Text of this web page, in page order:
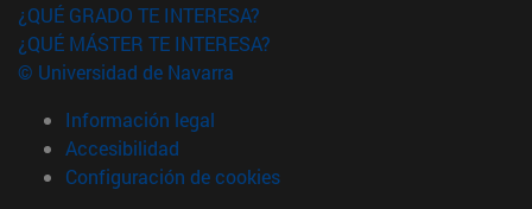
¿QUÉ GRADO TE INTERESA?
¿QUÉ MÁSTER TE INTERESA?
© Universidad de Navarra
Información legal
Accesibilidad
Configuración de cookies